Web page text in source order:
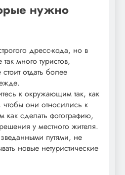
нужно
дресс-кода, но в
много туристов,
отдать более
к окружающим так, как
чтобы они относились к
как сделать фотографию,
у местного жителя.
путями, не
новые нетуристические